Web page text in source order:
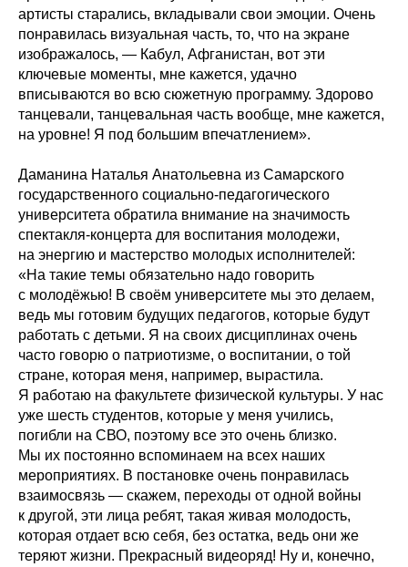
артисты старались, вкладывали свои эмоции. Очень
понравилась визуальная часть, то, что на экране
изображалось, — Кабул, Афганистан, вот эти
ключевые моменты, мне кажется, удачно
вписываются во всю сюжетную программу. Здорово
танцевали, танцевальная часть вообще, мне кажется,
на уровне! Я под большим впечатлением».
Даманина Наталья Анатольевна из Самарского
государственного социально-педагогического
университета обратила внимание на значимость
спектакля-концерта для воспитания молодежи,
на энергию и мастерство молодых исполнителей:
«На такие темы обязательно надо говорить
с молодёжью! В своём университете мы это делаем,
ведь мы готовим будущих педагогов, которые будут
работать с детьми. Я на своих дисциплинах очень
часто говорю о патриотизме, о воспитании, о той
стране, которая меня, например, вырастила.
Я работаю на факультете физической культуры. У нас
уже шесть студентов, которые у меня учились,
погибли на СВО, поэтому все это очень близко.
Мы их постоянно вспоминаем на всех наших
мероприятиях. В постановке очень понравилась
взаимосвязь — скажем, переходы от одной войны
к другой, эти лица ребят, такая живая молодость,
которая отдает всю себя, без остатка, ведь они же
теряют жизни. Прекрасный видеоряд! Ну и, конечно,